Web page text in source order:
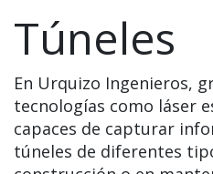
Túneles
En Urquizo Ingenieros,
tecnologías como láser
capaces de capturar
túneles de diferentes